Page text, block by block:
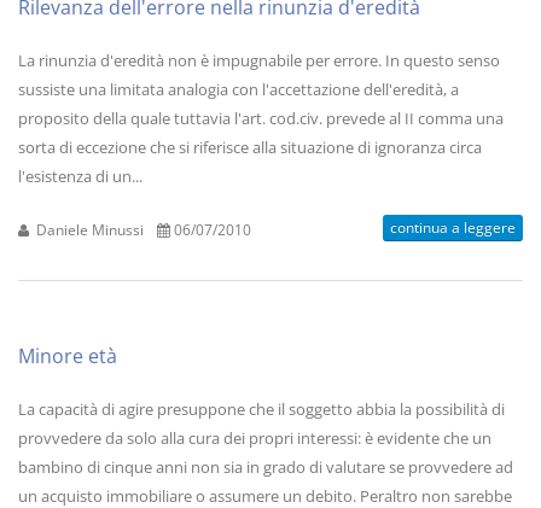
Rilevanza dell'errore nella rinunzia d'eredità
La rinunzia d'eredità non è impugnabile per errore. In questo senso
sussiste una limitata analogia con l'accettazione dell'eredità, a
proposito della quale tuttavia l'art. cod.civ. prevede al II comma una
sorta di eccezione che si riferisce alla situazione di ignoranza circa
l'esistenza di un...
Daniele Minussi 06/07/2010 continua a leggere
Minore età
La capacità di agire presuppone che il soggetto abbia la possibilità di
provvedere da solo alla cura dei propri interessi: è evidente che un
bambino di cinque anni non sia in grado di valutare se provvedere ad
un acquisto immobiliare o assumere un debito. Peraltro non sarebbe